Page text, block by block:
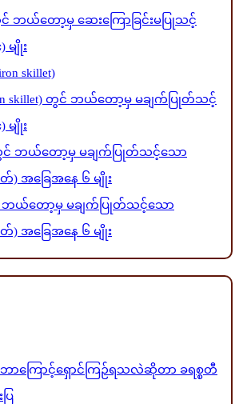
ဘယ်တော့မှ ဆေးကြောခြင်းမပြုသင့်
မျိုး
skillet) တွင် ဘယ်တော့မှ မချက်ပြုတ်သင့်
မျိုး
ဘယ်တော့မှ မချက်ပြုတ်သင့်သော
အခြေအနေ ၆ မျိုး